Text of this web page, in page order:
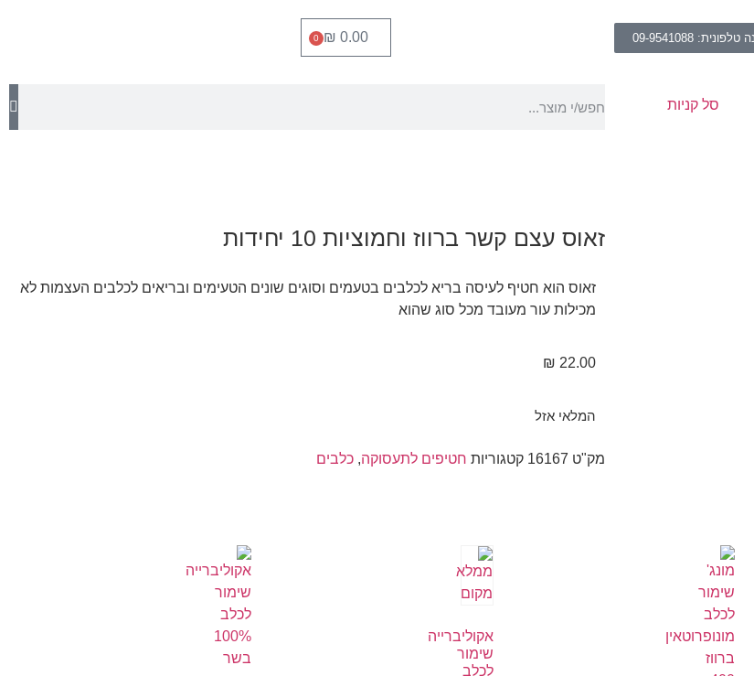
09-9541088
₪ 0.00
0
סל קניות
זאוס עצם קשר ברווז וחמוציות 10 יחידות
זאוס הוא חטיף לעיסה בריא לכלבים בטעמים וסוגים שונים הטעימים ובריאים לכלבים העצמות לא
מכילות עור מעובד מכל סוג שהוא
₪ 22.00
המלאי אזל
מק"ט 16167 קטגוריות חטיפים לתעסוקה, כלבים
אקוליברייה
שימור
לכלב